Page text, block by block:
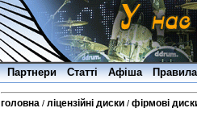
Партнери Статті Афіша
головна / ліцензійні диски / фірмові